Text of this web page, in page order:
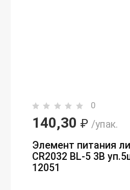
0
140,30 ₽ /упак.
Элемент питания
CR2032 BL-5 3В
12051